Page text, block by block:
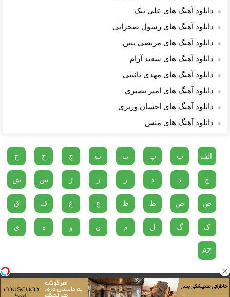
دانلود آهنگ های علی نیک
دانلود آهنگ های رسول صحرایی
دانلود آهنگ های مرتضی پیتن
دانلود آهنگ های سعید آرام
دانلود آهنگ های مهدی نائینی
دانلود آهنگ های امیر بصیری
دانلود آهنگ های احسان وزیری
دانلود آهنگ های منس
الف ب پ ت ث ج چ ح
خ د ذ ر ز ژ س ش
ص ض ط ظ ع غ ف ق
ک گ ل م ن و ه ی
AZ
دو پناهگاه در مقابل مصیبت های زندگی وجود دارد، موسیقی و گربه ها...